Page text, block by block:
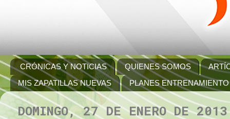
CRÓNICAS Y NOTICIAS QUIENES SOMOS
MIS ZAPATILLAS NUEVAS
PLANES ENTRENAMIENTO
DOMINGO, 27 DE ENERO DE 2013